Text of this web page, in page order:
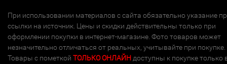
При использовании материалов с сайта обязательно указание
ссылки на источник. Цены и скидки действительны только при
оформлении покупки в интернет-магазине. Фото товаров может
незначительно отличаться от реальных, учитывайте при покупке.
Товары с пометкой ТОЛЬКО ОНЛАЙН доступны к покупке только